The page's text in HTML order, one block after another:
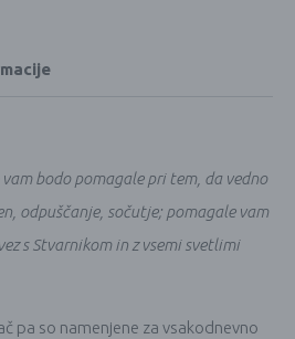
bodo pomagale pri tem, da vedno
odpuščanje, sočutje; pomagale vam
s Stvarnikom in z vsemi svetlimi
pa so namenjene za vsakodnevno